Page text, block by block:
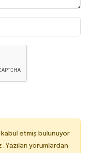
kabul etmiş bulunuyor
Yazılan yorumlardan